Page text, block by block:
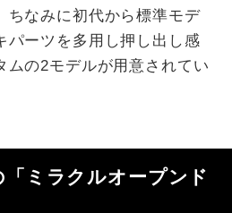
ちなみに初代から標準モデ
パーツを多用し押し出し感
ムの2モデルが用意されてい
ミラクルオープンド